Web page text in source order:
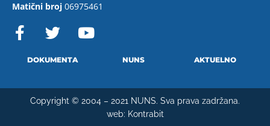
Matični broj 06975461
F
a
o
w
t
e
r
o
b
e
DOKUMENTA NUNS AKTUELNO
Copyright © 2004 – 2021 NUNS. Sva prava zadržana.
web: Kontrabit